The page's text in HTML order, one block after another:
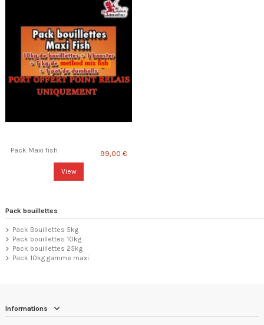
Pack Maxi fish 99,00 €
View
Pack bouillettes
Pack Bouillettes 5kg
Pack bouillettes 10kg
Pack bouillettes 25kg
Pack 10kg gamme maxi
Informations